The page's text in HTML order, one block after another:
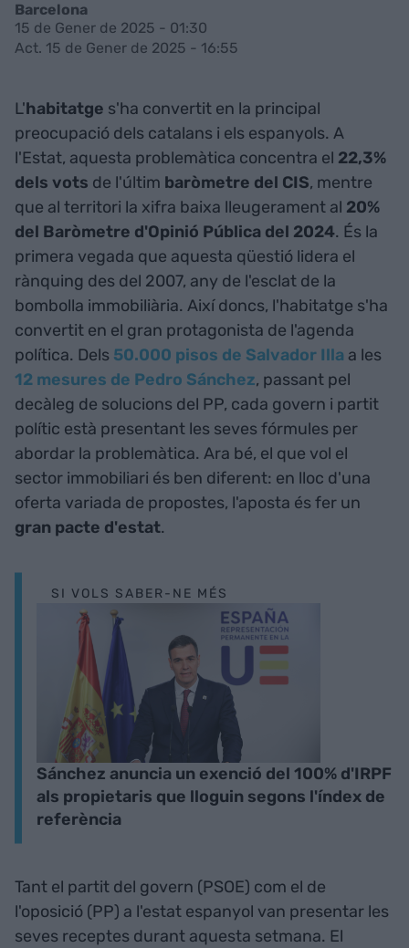
Barcelona
15 de Gener de 2025 - 01:30
Act. 15 de Gener de 2025 - 16:55
L'habitatge s'ha convertit en la principal
preocupació dels catalans i els espanyols. A
l'Estat, aquesta problemàtica concentra el 22,3%
dels vots de l'últim baròmetre del CIS, mentre
que al territori la xifra baixa lleugerament al 20%
del Baròmetre d'Opinió Pública del 2024. És la
primera vegada que aquesta qüestió lidera el
rànquing des del 2007, any de l'esclat de la
bombolla immobiliària. Així doncs, l'habitatge s'ha
convertit en el gran protagonista de l'agenda
política. Dels 50.000 pisos de Salvador Illa a les
12 mesures de Pedro Sánchez, passant pel
decàleg de solucions del PP, cada govern i partit
polític està presentant les seves fórmules per
abordar la problemàtica. Ara bé, el que vol el
sector immobiliari és ben diferent: en lloc d'una
oferta variada de propostes, l'aposta és fer un
gran pacte d'estat.
SI VOLS SABER-NE MÉS
Sánchez anuncia un exenció del 100% d'IRPF
als propietaris que lloguin segons l'índex de
referència
Tant el partit del govern (PSOE) com el de
l'oposició (PP) a l'estat espanyol van presentar les
seves receptes durant aquesta setmana. El